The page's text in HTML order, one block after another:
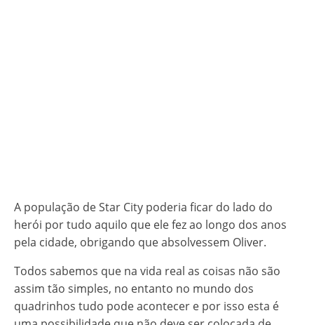
A população de Star City poderia ficar do lado do
herói por tudo aquilo que ele fez ao longo dos anos
pela cidade, obrigando que absolvessem Oliver.
Todos sabemos que na vida real as coisas não são
assim tão simples, no entanto no mundo dos
quadrinhos tudo pode acontecer e por isso esta é